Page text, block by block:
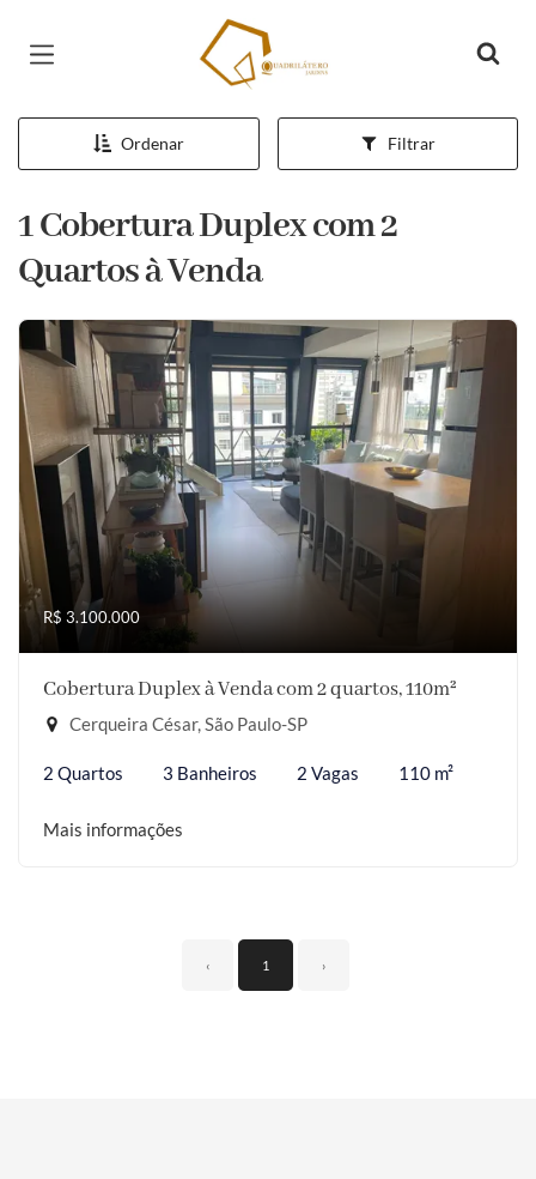
Página inicial
Ordenar Filtrar
1 Cobertura Duplex com 2
Quartos à Venda
R$ 3.100.000
Cobertura Duplex à Venda com 2 quartos, 110m²
Cerqueira César, São Paulo-SP
2 Quartos 3 Banheiros 2 Vagas 110 m²
Mais informações
‹ 1 ›